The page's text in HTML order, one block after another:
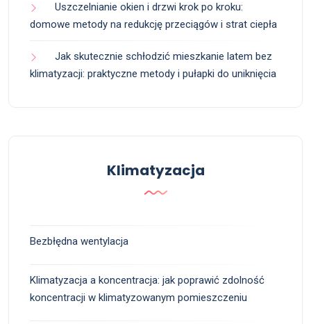
Uszczelnianie okien i drzwi krok po kroku:
domowe metody na redukcję przeciągów i strat ciepła
Jak skutecznie schłodzić mieszkanie latem bez
klimatyzacji: praktyczne metody i pułapki do uniknięcia
Klimatyzacja
Bezbłędna wentylacja
Klimatyzacja a koncentracja: jak poprawić zdolność
koncentracji w klimatyzowanym pomieszczeniu